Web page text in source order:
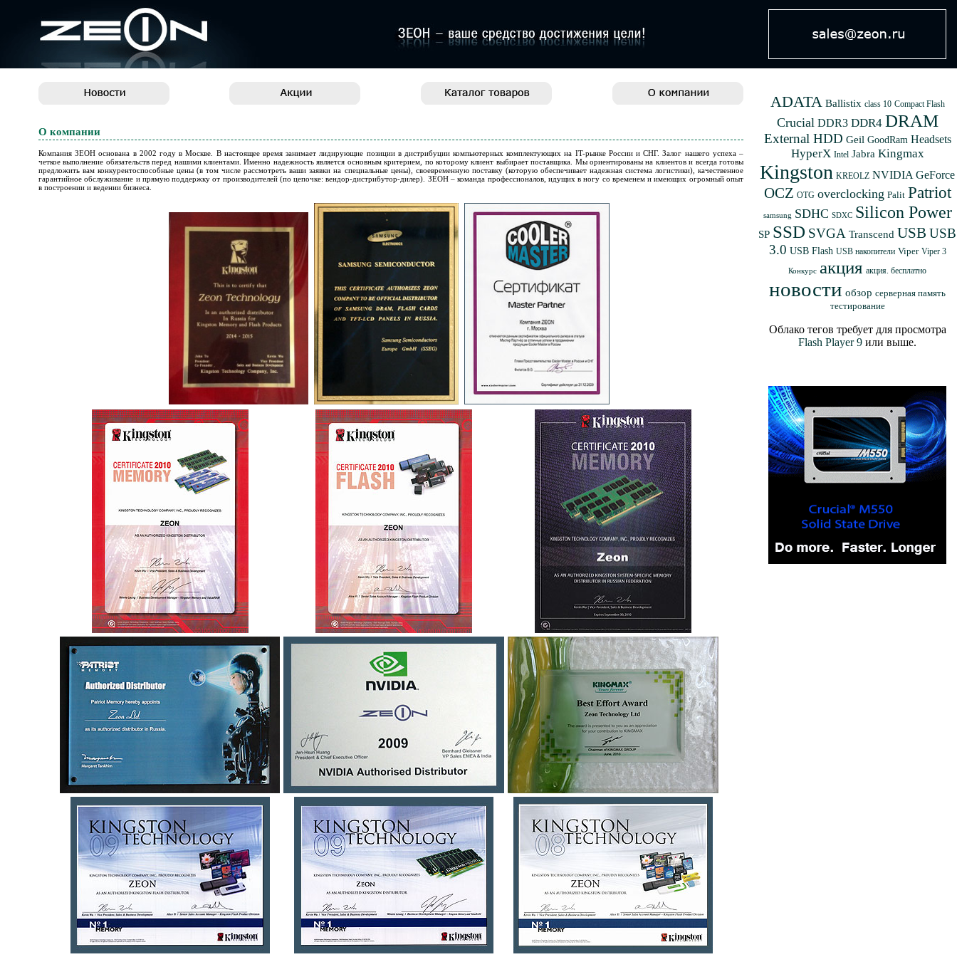
О компании
Компания ЗЕОН основана в 2002 году в Москве. В настоящее время занимает лидирующие позиции в дистрибуции компьютерных комплектующих на IT-рынке России и СНГ. Залог нашего успеха –
четкое выполнение обязательств перед нашими клиентами. Именно надежность является основным критерием, по которому клиент выбирает поставщика. Мы ориентированы на клиентов и всегда готовы
предложить вам конкурентоспособные цены (в том числе рассмотреть ваши заявки на специальные цены), своевременную поставку (которую обеспечивает надежная система логистики), качественное
гарантийное обслуживание и прямую поддержку от производителей (по цепочке: вендор-дистрибутор-дилер). ЗЕОН – команда профессионалов, идущих в ногу со временем и имеющих огромный опыт
в построении и ведении бизнеса.
ADATA Ballistix class 10 Compact Flash
Crucial DDR3 DDR4 DRAM
External HDD Geil GoodRam Headsets
HyperX Intel Jabra Kingmax
Kingston KREOLZ NVIDIA GeForce
OCZ OTG overclocking Palit Patriot
samsung SDHC SDXC Silicon Power
SP SSD SVGA Transcend USB USB
3.0 USB Flash USB накопители Viper Viper 3
Конкурс акция акция. бесплатно
новости обзор серверная память
тестирование
Облако тегов требует для просмотра
Flash Player 9 или выше.